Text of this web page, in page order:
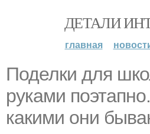
ДЕТАЛИ
главная
Поделки для
руками
какими они